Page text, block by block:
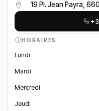
19 Pl. Jean Payra,
HORAIRES
Lundi
Mardi
Mercredi
Jeudi